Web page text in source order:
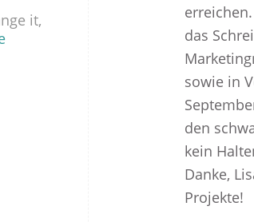
it,
das
sowie in
den
kein
Danke,
Projekte!